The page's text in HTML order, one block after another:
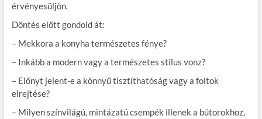
érvényesüljön.
Döntés előtt gondold át:
– Mekkora a konyha természetes fénye?
– Inkább a modern vagy a természetes stílus vonz?
– Előnyt jelent-e a könnyű tisztíthatóság vagy a foltok
elrejtése?
– Milyen színvilágú, mintázatú csempék illenek a bútorokhoz,